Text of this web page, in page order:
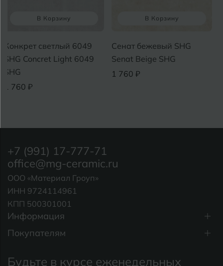
В Корзину
Конкрет светлый 6049
SHG Concret Light 6049
SHG
1 760 ₽
В Корзину
Сенат бежевый SHG
Senat Beige SHG
1 760 ₽
Информация
Покупателям
+7 (991) 17-777-71
office@mg-ceramic.ru
ООО «Материал Гроуп»
ИНН 9724114961
КПП 500301001
Будьте в курсе еженедельных